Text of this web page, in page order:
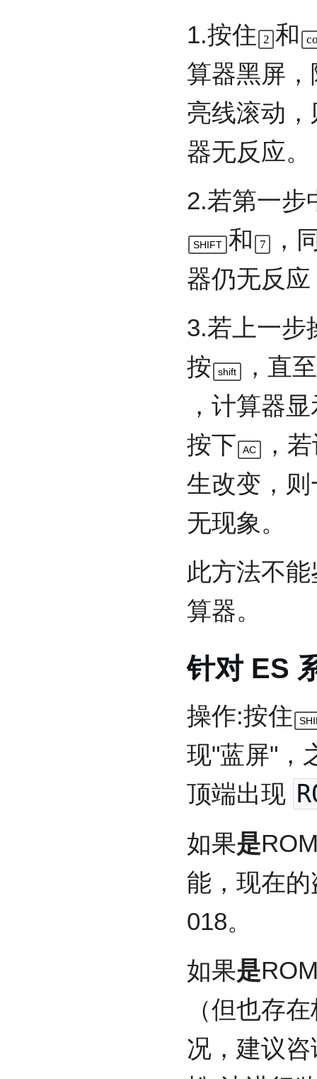
1.按住 2 和
算器黑屏
亮线滚动
器无反应。
2.若第一步
SHIFT 和 7
，
器仍无反
3.若上一步
按
shift
，直
，计算器
按下
AC
，
生改变，
无现象。
此方法不
算器。
针对 ES
操作:按住
现"蓝屏"，
顶端出现
如果是
能，现在
018。
如果是
（但也存
况，建议